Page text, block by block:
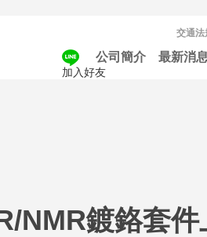
交通法
公司簡介 最新消息
加入好友
NMR鍍鉻套件